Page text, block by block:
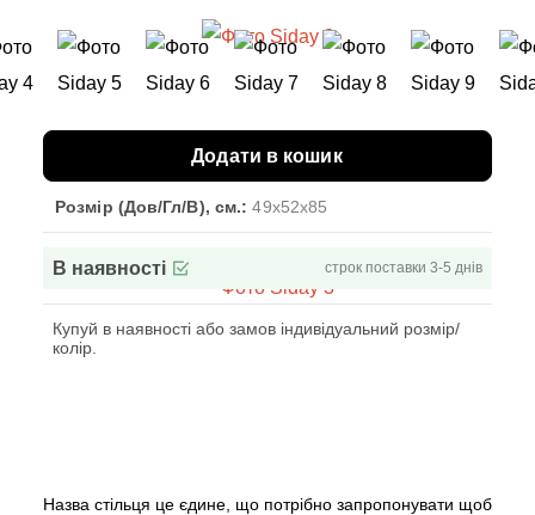
Розмір (Дов/Гл/В), см.: 49x52x85
В наявності строк поставки 3-5 днів
Купуй в наявності або замов індивідуальний розмір/
колір.
Додати в кошик
Назва стільця це єдине, що потрібно запропонувати щоб